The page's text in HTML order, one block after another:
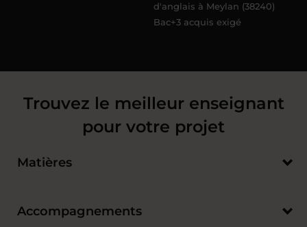
d'anglais à Meylan (38240)
Bac+3 acquis exigé
Trouvez le meilleur enseignant
pour votre projet
Matières
Accompagnements